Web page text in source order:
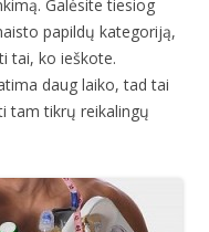
Galėsite tiesiog
papildų kategoriją,
tai, ko ieškote.
daug laiko, tad tai
tam tikrų reikalingų